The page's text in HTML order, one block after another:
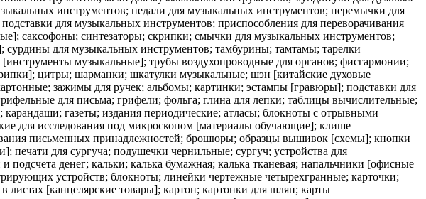
инструментов; педали для музыкальных инструментов; перемычки для
для музыкальных инструментов; приспособления для переворачивания
саксофоны; синтезаторы; скрипки; смычки для музыкальных инструментов;
для музыкальных инструментов; тамбурины; тамтамы; тарелки
музыкальные]; трубы воздухопроводные для органов; фисгармонии;
цитры; шарманки; шкатулки музыкальные; шэн [китайские духовые
зажимы для ручек; альбомы; картинки; эстампы [гравюры]; подставки для
для письма; грифели; фольга; глина для лепки; таблицы вычислительные;
газеты; издания периодические; атласы; блокноты с отрывными
для исследования под микроскопом [материалы обучающие]; клише
письменных принадлежностей; брошюры; образцы вышивок [схемы]; кнопки
для сургуча; подушечки чернильные; сургуч; устройства для
подсчета денег; кальки; калька бумажная; калька тканевая; напальчники [офисные
устройств; блокноты; линейки чертежные четырехгранные; карточки;
[канцелярские товары]; картон; картонки для шляп; карты